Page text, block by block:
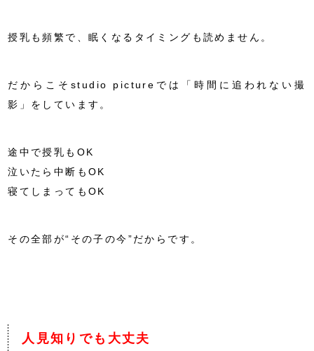
授乳も頻繁で、眠くなるタイミングも読めません。
だからこそstudio pictureでは「時間に追われない撮
影」をしています。
途中で授乳もOK
泣いたら中断もOK
寝てしまってもOK
その全部が“その子の今”だからです。
人見知りでも大丈夫